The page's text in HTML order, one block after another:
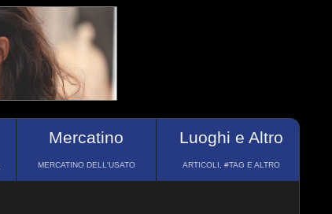
Mercatino
MERCATINO DELL'USATO
Luoghi e Altro
ARTICOLI, #TAG E ALTRO